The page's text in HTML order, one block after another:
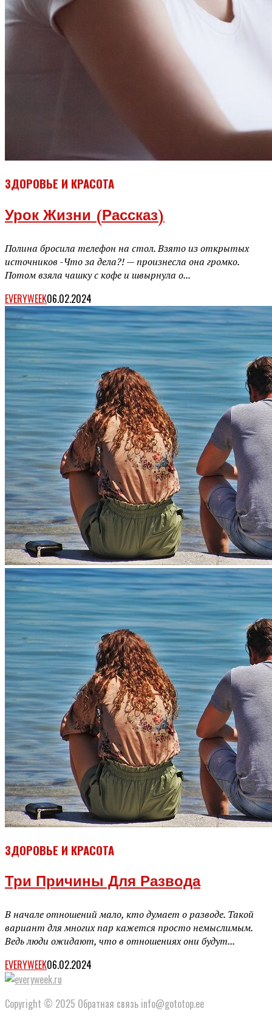
ЗДОРОВЬЕ И КРАСОТА
Урок Жизни (рассказ)
Полина бросила телефон на стол. Взято из открытых
источников -Что за дела?! — произнесла она громко.
Потом взяла чашку с кофе и швырнула о...
EVERYWEEK06.02.2024
ЗДОРОВЬЕ И КРАСОТА
Три Причины Для Развода
В начале отношений мало, кто думает о разводе. Такой
вариант для многих пар кажется просто немыслимым.
Ведь люди ожидают, что в отношениях они будут...
EVERYWEEK06.02.2024
Copyright © 2025 Обратная связь info@gototop.ee